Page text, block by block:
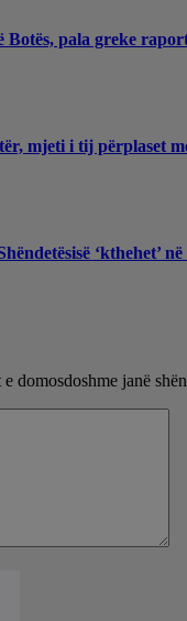
pala greke
mjeti i tij përplaset
‘kthehet’
e domosdoshme janë